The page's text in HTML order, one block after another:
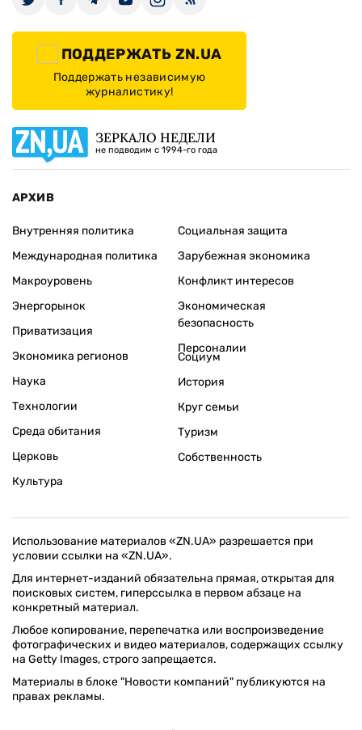
ПОДДЕРЖАТЬ ZN.UA
Поддержать независимую
журналистику!
ЗЕРКАЛО НЕДЕЛИ
не подводим с 1994-го года
АРХИВ
Внутренняя политика
Международная политика
Макроуровень
Энергорынок
Приватизация
Экономика регионов
Социальная защита
Зарубежная экономика
Конфликт интересов
Экономическая
безопасность
Персоналии
Наука
Технологии
Среда обитания
Церковь
Культура
Социум
История
Круг семьи
Туризм
Собственность
Использование материалов «ZN.UA» разрешается при
условии ссылки на «ZN.UA».
Для интернет-изданий обязательна прямая, открытая для
поисковых систем, гиперссылка в первом абзаце на
конкретный материал.
Любое копирование, перепечатка или воспроизведение
фотографических и видео материалов, содержащих ссылку
на Getty Images, строго запрещается.
Материалы в блоке "Новости компаний" публикуются на
правах рекламы.